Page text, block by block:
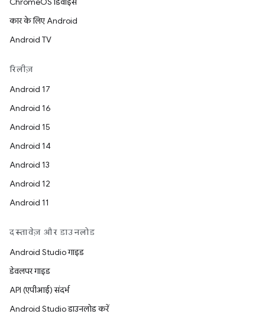
कार के लिए Android
Android TV
रिलीज़
Android 17
Android 16
Android 15
Android 14
Android 13
Android 12
Android 11
दस्तावेज़ और डाउनलोड
Android Studio गाइड
डेवलपर गाइड
API (एपीआई) संदर्भ
Android Studio डाउनलोड करें